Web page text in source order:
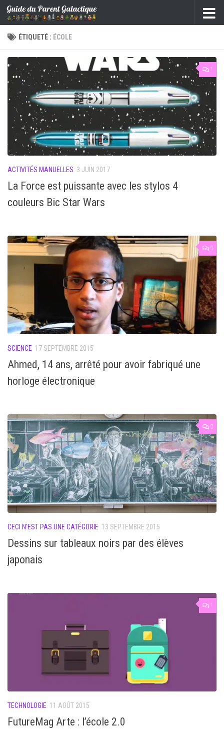
Skip to content
ÉTIQUETÉ : ÉCOLE
1
ACTIVITÉS MANUELLES 3 JUIN 2017
La Force est puissante avec les stylos 4
couleurs Bic Star Wars
0
SCIENCE 17 SEPTEMBRE 2015
Ahmed, 14 ans, arrêté pour avoir fabriqué une
horloge électronique
0
CECI N'EST PAS UNE CATÉGORIE 13 SEPTEMBRE 2015
Dessins sur tableaux noirs par des élèves
japonais
1
TECHNOLOGIE 11 AOÛT 2015
FutureMag Arte : l’école 2.0